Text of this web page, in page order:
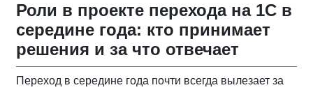
Роли в проекте перехода на 1С в
середине года: кто принимает
решения и за что отвечает
Переход в середине года почти всегда вылезает за